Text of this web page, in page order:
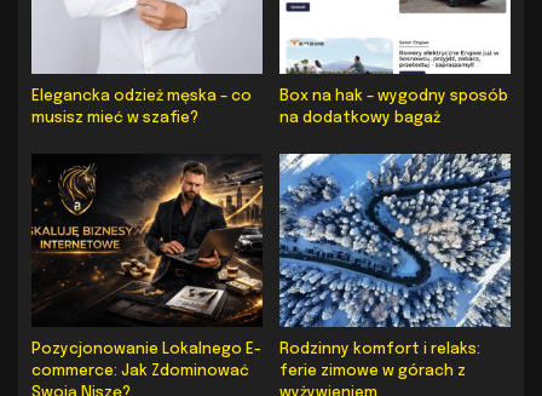
Elegancka odzież męska – co
musisz mieć w szafie?
Box na hak – wygodny sposób
na dodatkowy bagaż
Pozycjonowanie Lokalnego E-
commerce: Jak Zdominować
Rodzinny komfort i relaks:
ferie zimowe w górach z